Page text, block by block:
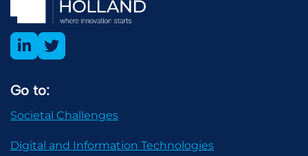
Go to:
Societal Challenges
Digital and Information Technologies